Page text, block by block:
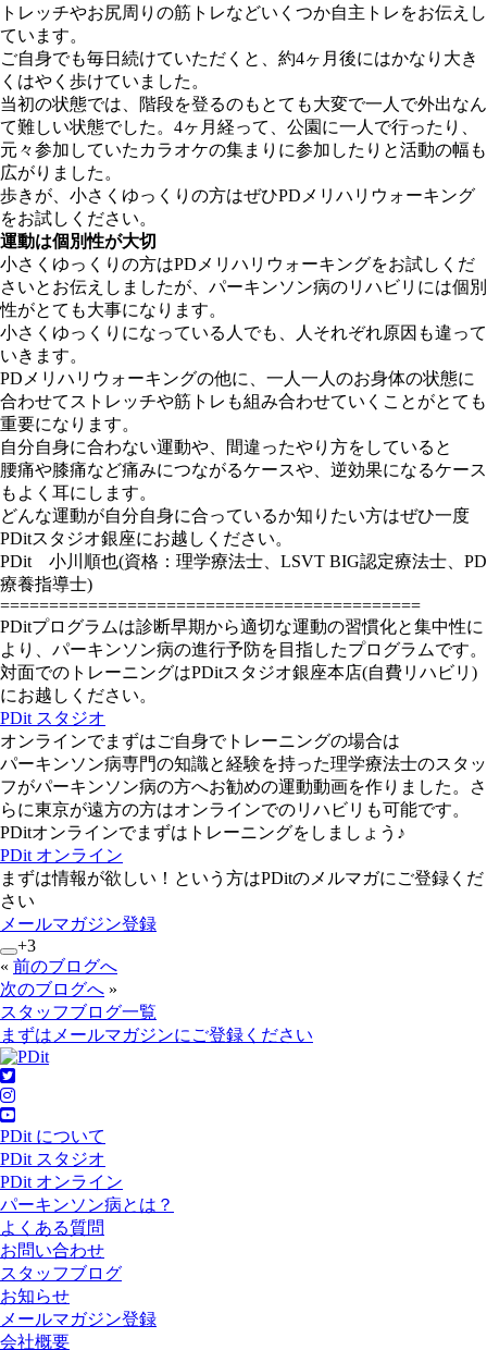
トレッチやお尻周りの筋トレなどいくつか自主トレをお伝えし
ています。
ご自身でも毎日続けていただくと、約4ヶ月後にはかなり大き
くはやく歩けていました。
当初の状態では、階段を登るのもとても大変で一人で外出なん
て難しい状態でした。4ヶ月経って、公園に一人で行ったり、
元々参加していたカラオケの集まりに参加したりと活動の幅も
広がりました。
歩きが、小さくゆっくりの方はぜひPDメリハリウォーキング
をお試しください。
運動は個別性が大切
小さくゆっくりの方はPDメリハリウォーキングをお試しくだ
さいとお伝えしましたが、パーキンソン病のリハビリには個別
性がとても大事になります。
小さくゆっくりになっている人でも、人それぞれ原因も違って
いきます。
PDメリハリウォーキングの他に、一人一人のお身体の状態に
合わせてストレッチや筋トレも組み合わせていくことがとても
重要になります。
自分自身に合わない運動や、間違ったやり方をしていると
腰痛や膝痛など痛みにつながるケースや、逆効果になるケース
もよく耳にします。
どんな運動が自分自身に合っているか知りたい方はぜひ一度
PDitスタジオ銀座にお越しください。
PDit 小川順也(資格：理学療法士、LSVT BIG認定療法士、PD
療養指導士)
===========================================
PDitプログラムは診断早期から適切な運動の習慣化と集中性に
より、パーキンソン病の進行予防を目指したプログラムです。
対面でのトレーニングはPDitスタジオ銀座本店(自費リハビリ)
にお越しください。
PDit スタジオ
オンラインでまずはご自身でトレーニングの場合は
パーキンソン病専門の知識と経験を持った理学療法士のスタッ
フがパーキンソン病の方へお勧めの運動動画を作りました。さ
らに東京が遠方の方はオンラインでのリハビリも可能です。
PDitオンラインでまずはトレーニングをしましょう♪
PDit オンライン
まずは情報が欲しい！という方はPDitのメルマガにご登録くだ
さい
メールマガジン登録
+3
« 前のブログへ
次のブログへ »
スタッフブログ一覧
まずはメールマガジンにご登録ください
PDit について
PDit スタジオ
PDit オンライン
パーキンソン病とは？
よくある質問
お問い合わせ
スタッフブログ
お知らせ
メールマガジン登録
会社概要